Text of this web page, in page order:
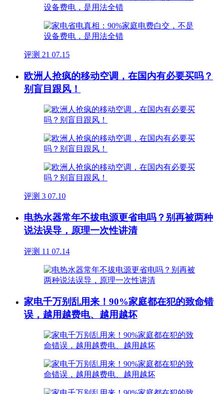
评测 21 07.15
欧洲人抢疯的移动空调，在国内有必要买吗？
别盲目跟风！
评测 3 07.10
电热水器常年不拔电源更省电吗？别再被两种
说法误导，原理一次性讲清
评测 11 07.14
家电千万别乱用来！90%家庭都在犯的致命错
误，越用越费电、越用越坏